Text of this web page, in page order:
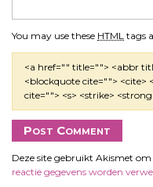
You may use these HTML tags
<a href="" title=""> <abbr
<blockquote cite=""> <cite>
cite=""> <s> <strike>
Deze site gebruikt Akismet
reactie gegevens worden